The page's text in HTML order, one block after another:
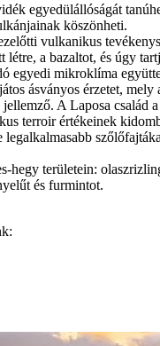
egyedülállóságát
köszönheti.
vulkanikus
létre, a bazaltot, és úgy
egyedi mikroklíma
ásványos érzetet, mely
A Laposa család
terroir értékeinek
legalkalmasabb
hegy területein:
és furmintot.